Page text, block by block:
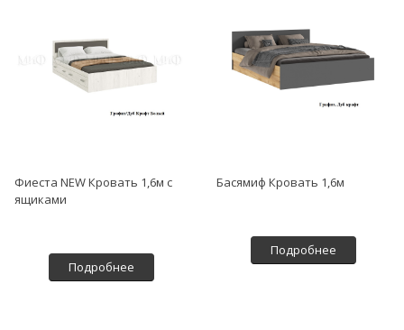
Фиеста NEW Кровать 1,6м с
ящиками
Подробнее
Басямиф Кровать 1,6м
Подробнее